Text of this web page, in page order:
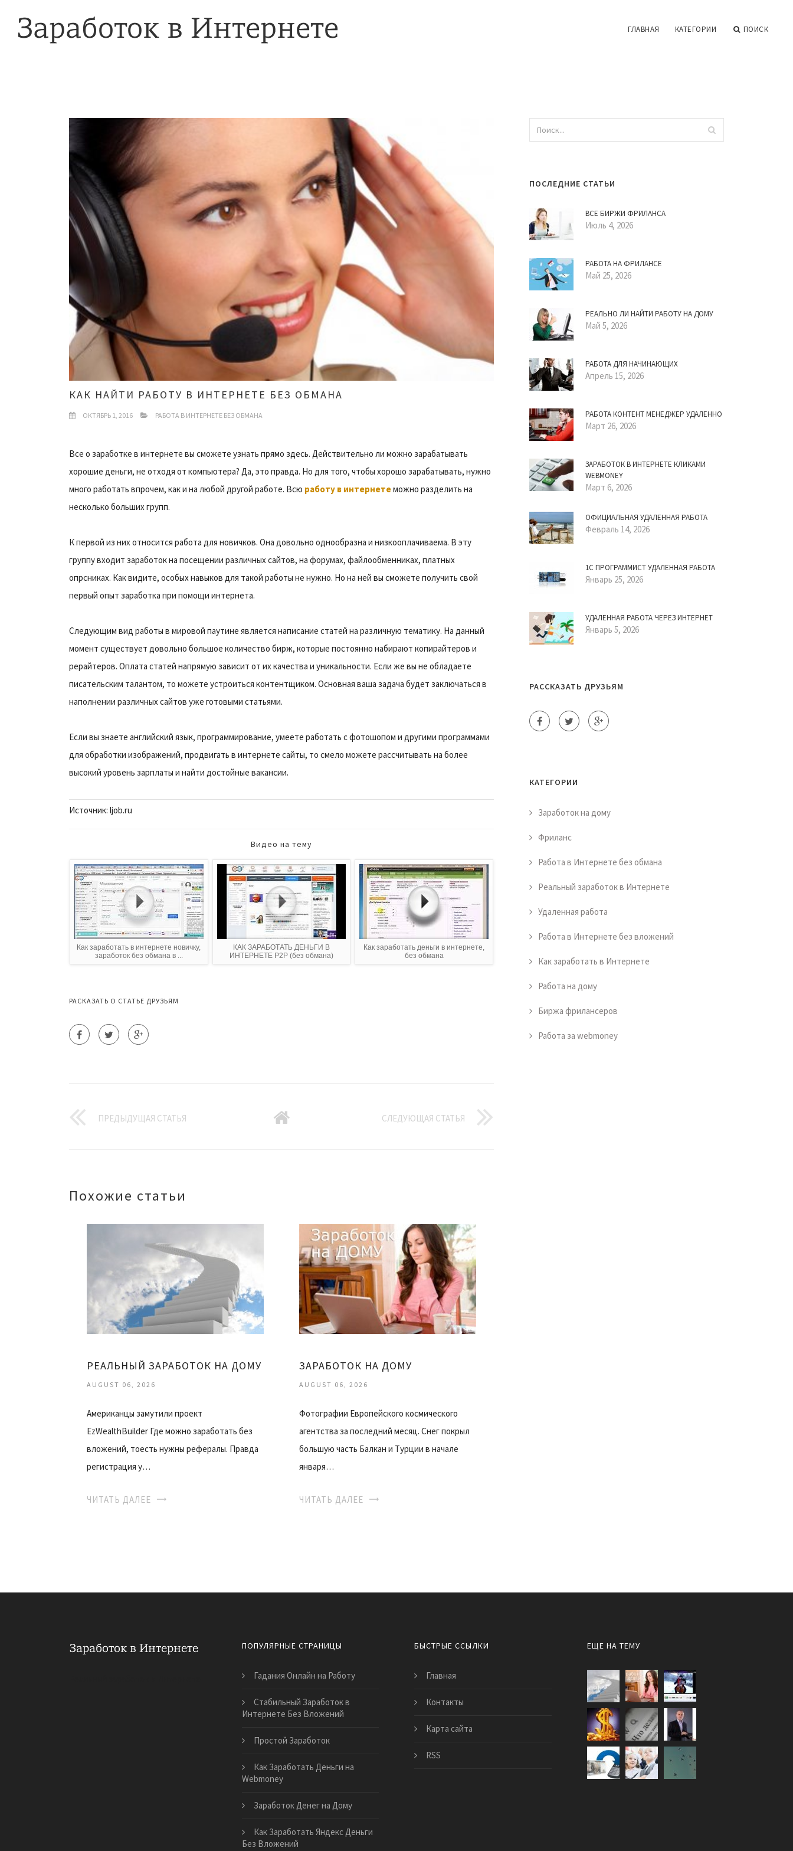
ГЛАВНАЯ КАТЕГОРИИ ПОИСК
КАК НАЙТИ РАБОТУ В ИНТЕРНЕТЕ БЕЗ ОБМАНА
ОКТЯБРЬ 1, 2016 РАБОТА В ИНТЕРНЕТЕ БЕЗ ОБМАНА
Все о заработке в интернете вы сможете узнать прямо здесь. Действительно ли можно зарабатывать
хорошие деньги, не отходя от компьютера? Да, это правда. Но для того, чтобы хорошо зарабатывать, нужно
много работать впрочем, как и на любой другой работе. Всю работу в интернетеможно разделить на
несколько больших групп.
К первой из них относится работа для новичков. Она довольно однообразна и низкооплачиваема. В эту
группу входит заработок на посещении различных сайтов, на форумах, файлообменниках, платных
опрсниках. Как видите, особых навыков для такой работы не нужно. Но на ней вы сможете получить свой
первый опыт заработка при помощи интернета.
Следующим вид работы в мировой паутине является написание статей на различную тематику. На данный
момент существует довольно большое количество бирж, которые постоянно набирают копирайтеров и
рерайтеров. Оплата статей напрямую зависит от их качества и уникальности. Если же вы не обладаете
писательским талантом, то можете устроиться контентщиком. Основная ваша задача будет заключаться в
наполнении различных сайтов уже готовыми статьями.
Если вы знаете английский язык, программирование, умеете работать с фотошопом и другими программами
для обработки изображений, продвигать в интернете сайты, то смело можете рассчитывать на более
высокий уровень зарплаты и найти достойные вакансии.
Источник: ljob.ru
Видео на тему
Как заработать в интернете новичку,
заработок без обмана в ...
КАК ЗАРАБОТАТЬ ДЕНЬГИ В
ИНТЕРНЕТЕ P2P (без обмана)
Как заработать деньги в интернете,
без обмана
РАСКАЗАТЬ О СТАТЬЕ ДРУЗЬЯМ
ПРЕДЫДУЩАЯ СТАТЬЯ СЛЕДУЮЩАЯ СТАТЬЯ
Похожие статьи
РЕАЛЬНЫЙ ЗАРАБОТОК НА ДОМУ
AUGUST 06, 2026
Американцы замутили проект
EzWealthBuilder Где можно заработать без
вложений, тоесть нужны рефералы. Правда
регистрация у…
ЧИТАТЬ ДАЛЕЕ
ЗАРАБОТОК НА ДОМУ
AUGUST 06, 2026
Фотографии Европейского космического
агентства за последний месяц. Снег покрыл
большую часть Балкан и Турции в начале
января…
ЧИТАТЬ ДАЛЕЕ
ПОСЛЕДНИЕ СТАТЬИ
ВСЕ БИРЖИ ФРИЛАНСА
Июль 4, 2026
РАБОТА НА ФРИЛАНСЕ
Май 25, 2026
РЕАЛЬНО ЛИ НАЙТИ РАБОТУ НА ДОМУ
Май 5, 2026
РАБОТА ДЛЯ НАЧИНАЮЩИХ
Апрель 15, 2026
РАБОТА КОНТЕНТ МЕНЕДЖЕР УДАЛЕННО
Март 26, 2026
ЗАРАБОТОК В ИНТЕРНЕТЕ КЛИКАМИ
WEBMONEY
Март 6, 2026
ОФИЦИАЛЬНАЯ УДАЛЕННАЯ РАБОТА
Февраль 14, 2026
1С ПРОГРАММИСТ УДАЛЕННАЯ РАБОТА
Январь 25, 2026
УДАЛЕННАЯ РАБОТА ЧЕРЕЗ ИНТЕРНЕТ
Январь 5, 2026
РАССКАЗАТЬ ДРУЗЬЯМ
КАТЕГОРИИ
Заработок на дому
Фриланс
Работа в Интернете без обмана
Реальный заработок в Интернете
Удаленная работа
Работа в Интернете без вложений
Как заработать в Интернете
Работа на дому
Биржа фрилансеров
Работа за webmoney
ПОПУЛЯРНЫЕ СТРАНИЦЫ
Гадания Онлайн на Работу
Стабильный Заработок в
Интернете Без Вложений
Простой Заработок
Как Заработать Деньги на
Webmoney
Заработок Денег на Дому
Как Заработать Яндекс Деньги
Без Вложений
БЫСТРЫЕ ССЫЛКИ
Главная
Контакты
Карта сайта
RSS
ЕЩЕ НА ТЕМУ